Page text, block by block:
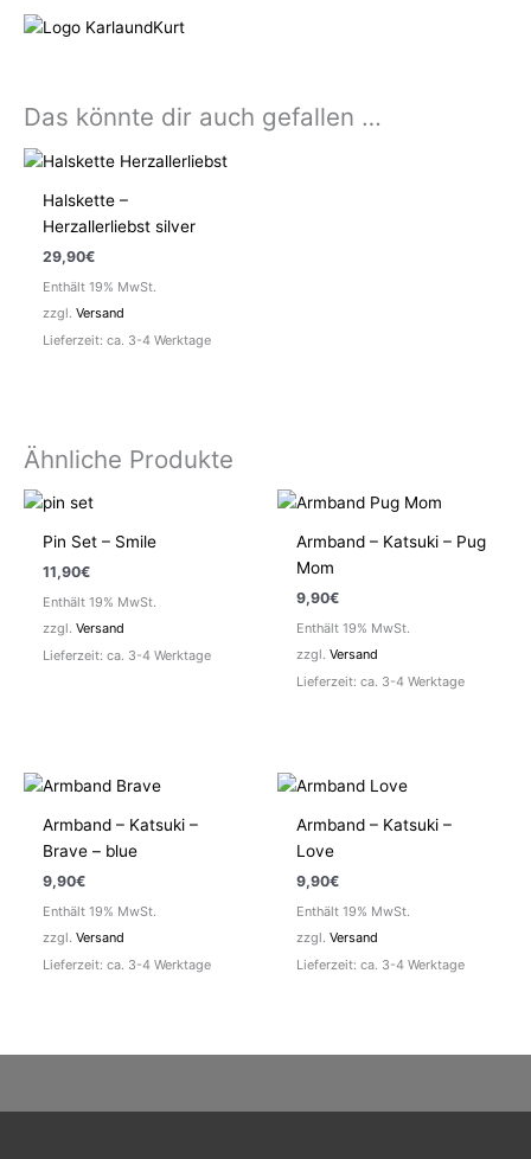
Das könnte dir auch gefallen …
Halskette –
Herzallerliebst silver
29,90€
Enthält 19% MwSt.
zzgl.Versand
Lieferzeit: ca. 3-4 Werktage
Ähnliche Produkte
Pin Set – Smile
11,90€
Enthält 19% MwSt.
zzgl.Versand
Lieferzeit: ca. 3-4 Werktage
Armband – Katsuki – Pug
Mom
9,90€
Enthält 19% MwSt.
zzgl.Versand
Lieferzeit: ca. 3-4 Werktage
Armband – Katsuki –
Brave – blue
9,90€
Enthält 19% MwSt.
zzgl.Versand
Lieferzeit: ca. 3-4 Werktage
Armband – Katsuki –
Love
9,90€
Enthält 19% MwSt.
zzgl.Versand
Lieferzeit: ca. 3-4 Werktage